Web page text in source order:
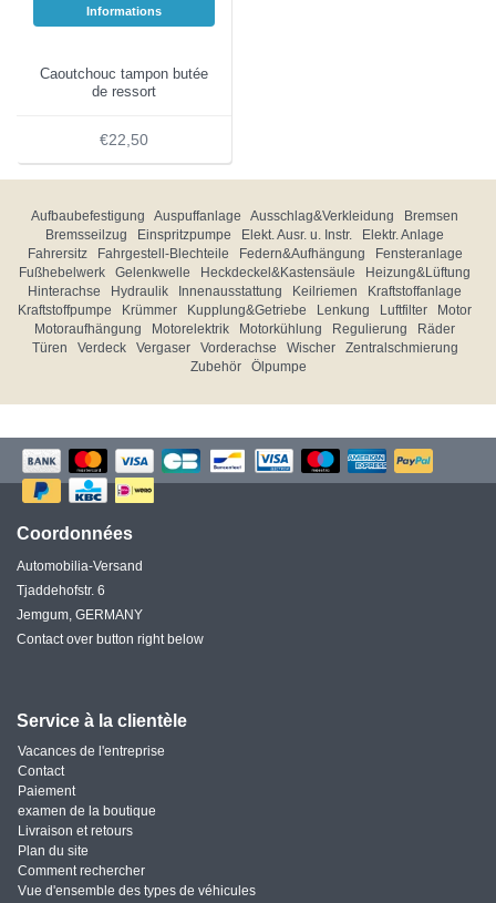
Informations
Caoutchouc tampon butée
de ressort
€22,50
Aufbaubefestigung Auspuffanlage Ausschlag&Verkleidung
Bremsen
Bremsseilzug
Einspritzpumpe Elekt. Ausr. u. Instr.
Elektr. Anlage
Fahrersitz
Fahrgestell-Blechteile Federn&Aufhängung
Fensteranlage
Fußhebelwerk
Gelenkwelle Heckdeckel&Kastensäule
Heizung&Lüftung
Hinterachse
Hydraulik Innenausstattung Keilriemen
Kraftstoffanlage
Kraftstoffpumpe
Krümmer Kupplung&Getriebe Lenkung Luftfilter
Motor
Motoraufhängung
Motorelektrik Motorkühlung Regulierung
Räder
Türen
Verdeck Vergaser Vorderachse Wischer
Zentralschmierung
Zubehör
Ölpumpe
Coordonnées
Automobilia-Versand
Tjaddehofstr. 6
Jemgum, GERMANY
Contact over button right below
Service à la clientèle
Vacances de l'entreprise
Contact
Paiement
examen de la boutique
Livraison et retours
Plan du site
Comment rechercher
Vue d'ensemble des types de véhicules